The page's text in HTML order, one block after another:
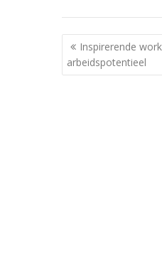
Inspirerende
arbeidspotentieel